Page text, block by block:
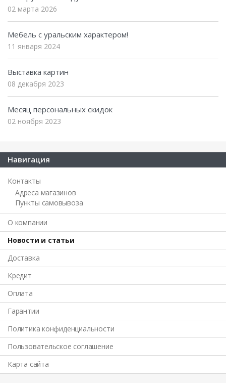
02 марта 2026
Мебель с уральским характером!
11 января 2024
Выставка картин
08 декабря 2023
Месяц персональных скидок
02 ноября 2023
Навигация
Контакты
Адреса магазинов
Пункты самовывоза
О компании
Новости и статьи
Доставка
Кредит
Оплата
Гарантии
Политика конфиденциальности
Пользовательское соглашение
Карта сайта